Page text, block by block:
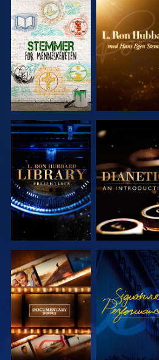
UTFORSK
SERIEN
UTFORSK
SERIEN
UTFORSK
SERIEN
UTFORSK
SERIEN
UTFORSK
SERIEN
SE